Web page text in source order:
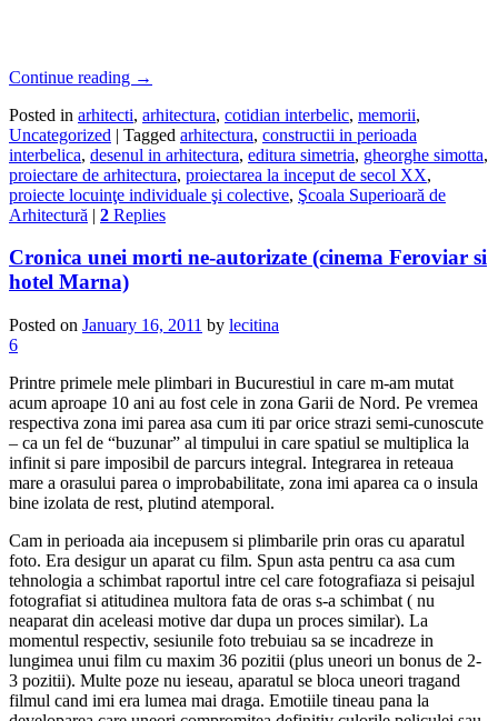
Continue reading →
Posted in arhitecti, arhitectura, cotidian interbelic, memorii,
Uncategorized | Tagged arhitectura, constructii in perioada
interbelica, desenul in arhitectura, editura simetria, gheorghe simotta,
proiectare de arhitectura, proiectarea la inceput de secol XX,
proiecte locuinţe individuale şi colective, Şcoala Superioară de
Arhitectură | 2 Replies
Cronica unei morti ne-autorizate (cinema Feroviar si
hotel Marna)
Posted on January 16, 2011 by lecitina
6
Printre primele mele plimbari in Bucurestiul in care m-am mutat
acum aproape 10 ani au fost cele in zona Garii de Nord. Pe vremea
respectiva zona imi parea asa cum iti par orice strazi semi-cunoscute
– ca un fel de “buzunar” al timpului in care spatiul se multiplica la
infinit si pare imposibil de parcurs integral. Integrarea in reteaua
mare a orasului parea o improbabilitate, zona imi aparea ca o insula
bine izolata de rest, plutind atemporal.
Cam in perioada aia incepusem si plimbarile prin oras cu aparatul
foto. Era desigur un aparat cu film. Spun asta pentru ca asa cum
tehnologia a schimbat raportul intre cel care fotografiaza si peisajul
fotografiat si atitudinea multora fata de oras s-a schimbat ( nu
neaparat din aceleasi motive dar dupa un proces similar). La
momentul respectiv, sesiunile foto trebuiau sa se incadreze in
lungimea unui film cu maxim 36 pozitii (plus uneori un bonus de 2-
3 pozitii). Multe poze nu ieseau, aparatul se bloca uneori tragand
filmul cand imi era lumea mai draga. Emotiile tineau pana la